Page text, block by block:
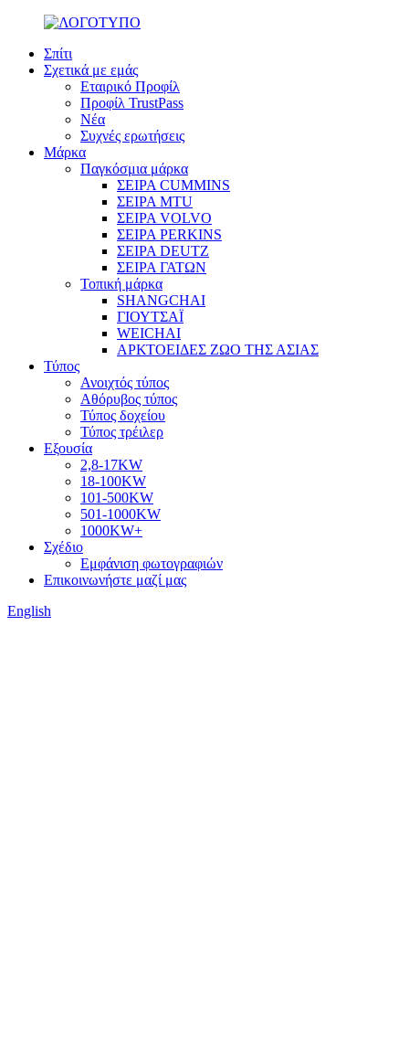
Σπίτι
Σχετικά με εμάς
Εταιρικό Προφίλ
Προφίλ TrustPass
Νέα
Συχνές ερωτήσεις
Μάρκα
Παγκόσμια μάρκα
ΣΕΙΡΑ CUMMINS
ΣΕΙΡΑ MTU
ΣΕΙΡΑ VOLVO
ΣΕΙΡΑ PERKINS
ΣΕΙΡΑ DEUTZ
ΣΕΙΡΑ ΓΑΤΩΝ
Τοπική μάρκα
SHANGCHAI
ΓΙΟΥΤΣΑΪ
WEICHAI
ΑΡΚΤΟΕΙΔΕΣ ΖΩΟ ΤΗΣ ΑΣΙΑΣ
Τύπος
Ανοιχτός τύπος
Αθόρυβος τύπος
Τύπος δοχείου
Τύπος τρέιλερ
Εξουσία
2,8-17KW
18-100KW
101-500KW
501-1000KW
1000KW+
Σχέδιο
Εμφάνιση φωτογραφιών
Επικοινωνήστε μαζί μας
English